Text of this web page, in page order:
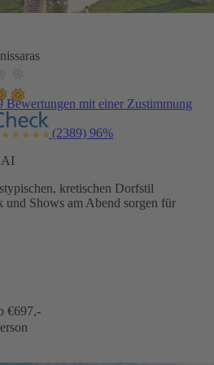
Bewertungen mit einer Zustimmung
(2389) 96%
AI
kretischen Dorfstil
Shows am Abend sorgen für
€697,-